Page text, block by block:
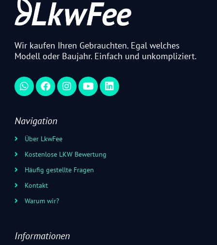
Wir kaufen Ihren Gebrauchten. Egal welches
Modell oder Baujahr. Einfach und unkompliziert.​
Navigation
Über LkwFee
Kostenlose LKW Bewertung
Häufig gestellte Fragen
Kontakt
Warum wir?
Informationen